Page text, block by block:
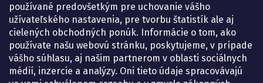
používané predovšetkým pre uchovanie vášho
užívateľského nastavenia, pre tvorbu štatistík ale aj
cielených obchodných ponúk. Informácie o tom, ako
používate našu webovú stránku, poskytujeme, v prípade
vášho súhlasu, aj našim partnerom v oblasti sociálnych
médií, inzercie a analýzy. Oni tieto údaje spracovávajú
Piatok:
07.30 – 15.30 h.
KONTAKT
eshop@lekarenadonai.sk
+421 948 203 203